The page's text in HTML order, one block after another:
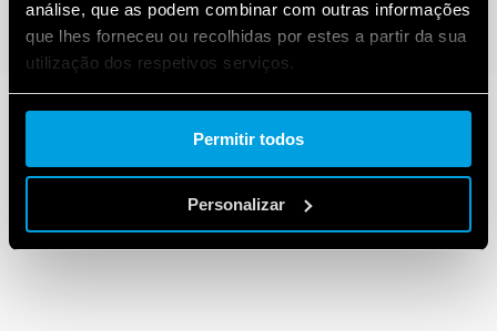
análise, que as podem combinar com outras informações
que lhes forneceu ou recolhidas por estes a partir da sua
utilização dos respetivos serviços.
Cookie policy.
Permitir todos
Personalizar